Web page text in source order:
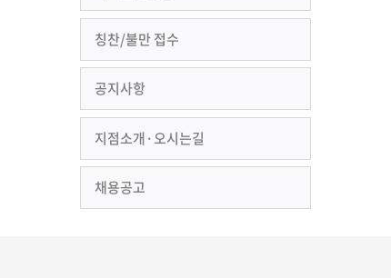
칭찬/불만 접수
공지사항
지점소개·오시는길
채용공고